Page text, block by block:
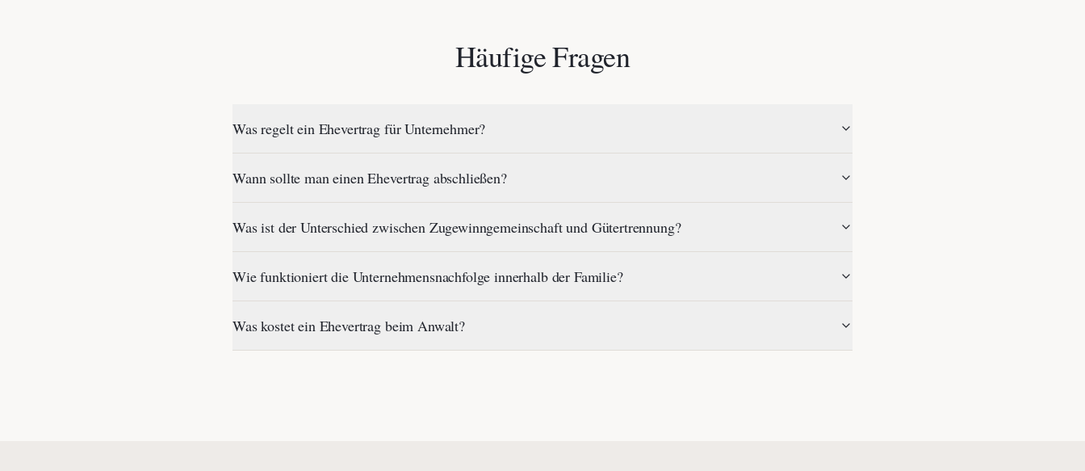
Häufige Fragen
Was regelt ein Ehevertrag für Unternehmer?
Wann sollte man einen Ehevertrag abschließen?
Was ist der Unterschied zwischen Zugewinngemeinschaft und Gütertrennung?
Wie funktioniert die Unternehmensnachfolge innerhalb der Familie?
Was kostet ein Ehevertrag beim Anwalt?